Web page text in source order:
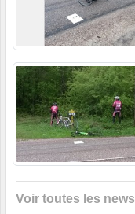
Voir toutes les news